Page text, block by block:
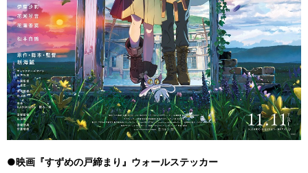
●映画『すずめの戸締まり』ウォールステッカー